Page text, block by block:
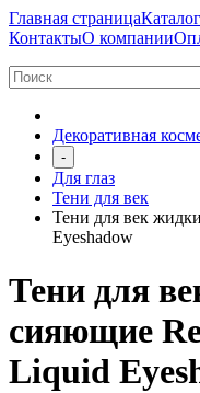
Главная страницаКаталог
КонтактыО компании
Декоративная
-
Для глаз
Тени для век
Тени для век
Eyeshadow
Тени для
сияющие
Liquid